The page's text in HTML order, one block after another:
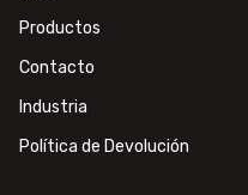
Productos
Contacto
Industria
Política de Devolución